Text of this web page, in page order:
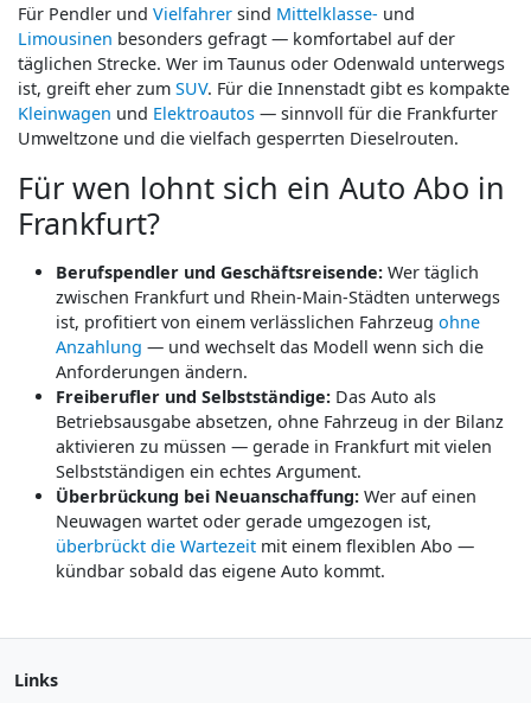
Für Pendler und Vielfahrer sind Mittelklasse- und
Limousinen besonders gefragt — komfortabel auf der
täglichen Strecke. Wer im Taunus oder Odenwald unterwegs
ist, greift eher zum SUV. Für die Innenstadt gibt es kompakte
Kleinwagen und Elektroautos — sinnvoll für die Frankfurter
Umweltzone und die vielfach gesperrten Dieselrouten.
Für wen lohnt sich ein Auto Abo in
Frankfurt?
Berufspendler und Geschäftsreisende: Wer täglich
zwischen Frankfurt und Rhein-Main-Städten unterwegs
ist, profitiert von einem verlässlichen Fahrzeug ohne
Anzahlung — und wechselt das Modell wenn sich die
Anforderungen ändern.
Freiberufler und Selbstständige: Das Auto als
Betriebsausgabe absetzen, ohne Fahrzeug in der Bilanz
aktivieren zu müssen — gerade in Frankfurt mit vielen
Selbstständigen ein echtes Argument.
Überbrückung bei Neuanschaffung: Wer auf einen
Neuwagen wartet oder gerade umgezogen ist,
überbrückt die Wartezeit mit einem flexiblen Abo —
kündbar sobald das eigene Auto kommt.
Links